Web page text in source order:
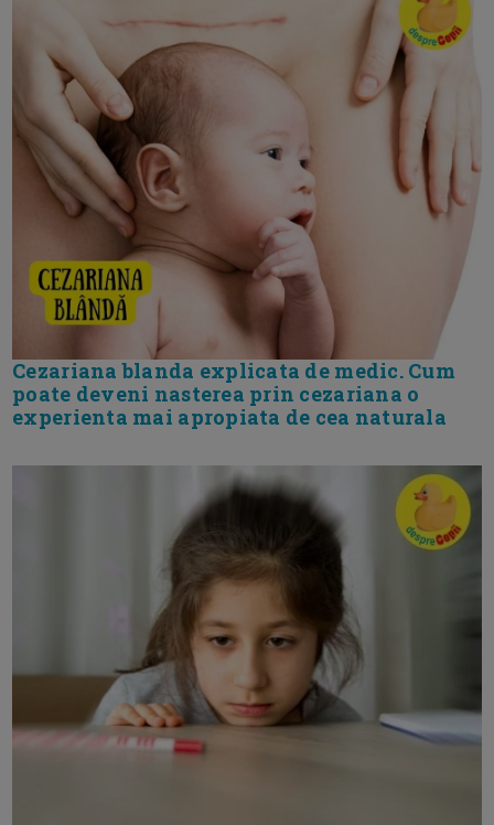
Cezariana blanda explicata de medic. Cum
poate deveni nasterea prin cezariana o
experienta mai apropiata de cea naturala